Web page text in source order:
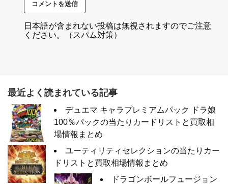
日本語が含まれない投稿は無視されますのでご注意
ください。（スパム対策）
最近よく読まれている記事
デュエマ キャラプレミアムパック ドラ娘
100％パックの当たりカードリストと買取相
場情報まとめ
ユーティリティセレクションの当たりカー
ドリストと買取相場情報まとめ
ドラゴンボールフュージョン